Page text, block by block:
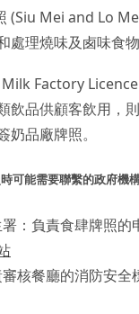
(Siu Mei and Lo
處理燒味及卥味食物
Milk Factory
飲品供顧客飲用，
奶品廠牌照。
可能需要聯繫的政府機
：負責食肆牌照的
核餐廳的消防安全